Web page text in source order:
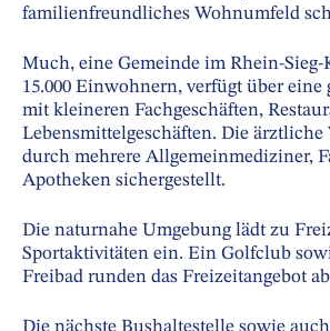
familienfreundliches Wohnumfeld
Much, eine Gemeinde im Rhein-Sieg-
15.000 Einwohnern, verfügt über
mit kleineren Fachgeschäften,
Lebensmittelgeschäften. Die ärztliche
durch mehrere Allgemeinmediziner,
Apotheken sichergestellt.
Die naturnahe Umgebung lädt zu
Sportaktivitäten ein. Ein Golfclub
Freibad runden das Freizeitangebot
Die nächste Bushaltestelle sowie